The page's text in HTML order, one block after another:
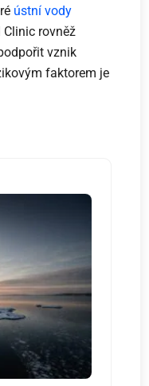
ústní vody
rovněž
vznik
faktorem je